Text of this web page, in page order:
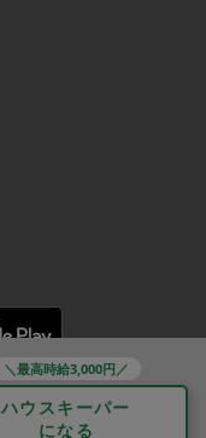
＼最高時給3,000円／
ハウスキーパー
になる